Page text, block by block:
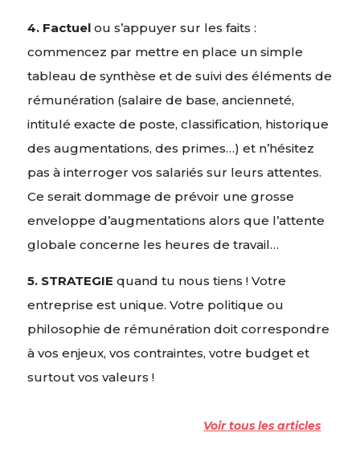
4. Factuelou s’appuyer sur les faits :
commencez par mettre en place un simple
tableau de synthèse et de suivi des éléments de
rémunération (salaire de base, ancienneté,
intitulé exacte de poste, classification, historique
des augmentations, des primes…) et n’hésitez
pas à interroger vos salariés sur leurs attentes.
Ce serait dommage de prévoir une grosse
enveloppe d’augmentations alors que l’attente
globale concerne les heures de travail…
5. STRATEGIE quand tu nous tiens ! Votre
entreprise est unique. Votre politique ou
philosophie de rémunération doit correspondre
à vos enjeux, vos contraintes, votre budget et
surtout vos valeurs !
Voir tous les articles